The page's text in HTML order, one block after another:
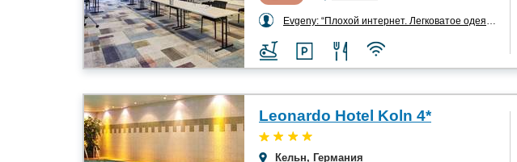
Evgeny: “Плохой интернет. Легковатое одеяло. С ...”
Leonardo Hotel Koln 4*
Кельн, Германия